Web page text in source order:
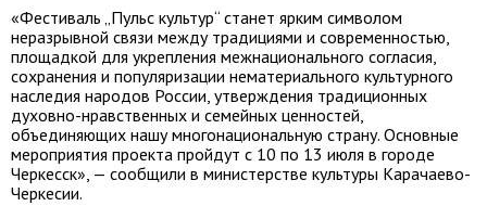
«Фестиваль „Пульс культур“ станет ярким символом
неразрывной связи между традициями и современностью,
площадкой для укрепления межнационального согласия,
сохранения и популяризации нематериального культурного
наследия народов России, утверждения традиционных
духовно-нравственных и семейных ценностей,
объединяющих нашу многонациональную страну. Основные
мероприятия проекта пройдут с 10 по 13 июля в городе
Черкесск», — сообщили в министерстве культуры Карачаево-
Черкесии.